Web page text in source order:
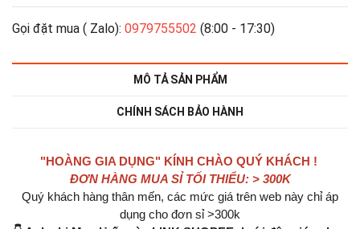
Gọi đặt mua ( Zalo): 0979755502 (8:00 - 17:30)
MÔ TẢ SẢN PHẨM
CHÍNH SÁCH BẢO HÀNH
"HOÀNG GIA DỤNG" KÍNH CHÀO QUÝ KHÁCH !
ĐƠN HÀNG MUA SỈ TỐI THIỂU: > 300K
Quý khách hàng thân mến, các mức giá trên web này chỉ áp
dụng cho đơn sỉ >300k